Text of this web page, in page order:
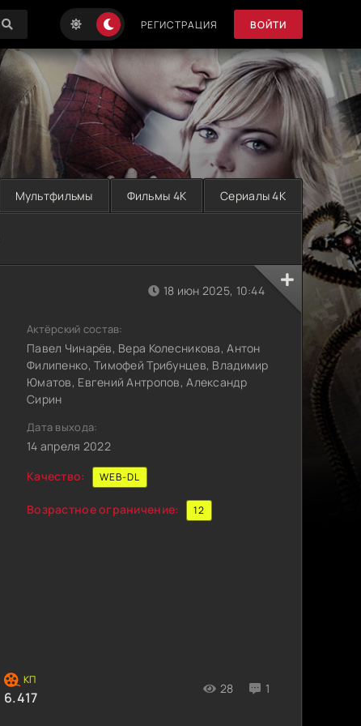
РЕГИСТРАЦИЯ ВОЙТИ
Мультфильмы Фильмы 4K Сериалы 4K
6.417
28 1
18 июн 2025, 10:44
Актёрский состав:
Павел Чинарёв, Вера Колесникова, Антон
Филипенко, Тимофей Трибунцев, Владимир
Юматов, Евгений Антропов, Александр
Сирин
Дата выхода:
14 апреля 2022
Качество:
WEB-DL
Возрастное ограничение: 12